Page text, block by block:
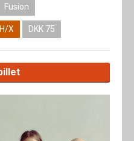
Fusion
X DKK 75